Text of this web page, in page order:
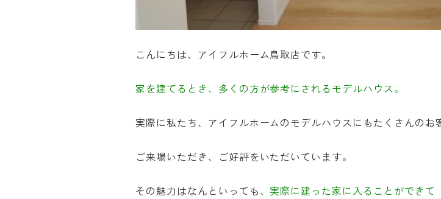
こんにちは、アイフルホーム鳥取店です。
家を建てるとき、多くの方が参考にされるモデルハウス。
実際に私たち、アイフルホームのモデルハウスにもたくさんのお
ご来場いただき、ご好評をいただいています。
その魅力はなんといっても、 実際に建った家に入ることができて